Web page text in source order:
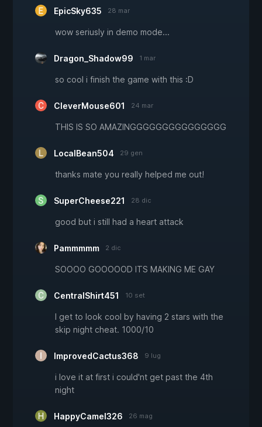
EpicSky635 28 mar
wow seriusly in demo mode...
Dragon_Shadow99 1 mar
so cool i finish the game with this :D
CleverMouse601 24 mar
THIS IS SO AMAZINGGGGGGGGGGGGGGG
LocalBean504 29 gen
thanks mate you really helped me out!
SuperCheese221 28 dic
good but i still had a heart attack
Pammmmm 2 dic
SOOOO GOOOOOD ITS MAKING ME GAY
CentralShirt451 10 set
I get to look cool by having 2 stars with the
skip night cheat. 1000/10
ImprovedCactus368 9 lug
i love it at first i could'nt get past the 4th
night
HappyCamel326 26 mag